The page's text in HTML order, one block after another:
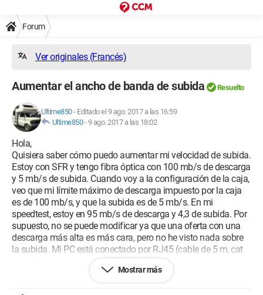
Forum
Ver originales (Francés)
Aumentar el ancho de banda de subida Resuelto
Ultime850- Editado el 9 ago. 2017 a las 16:59
Ultime850-9 ago. 2017 a las 18:02
Hola,
Quisiera saber cómo puedo aumentar mi velocidad de subida.
Estoy con SFR y tengo fibra óptica con 100 mb/s de descarga
y 5 mb/s de subida. Cuando voy a la configuración de la caja,
veo que mi límite máximo de descarga impuesto por la caja
es de 100 mb/s, y que la subida es de 5 mb/s. En mi
speedtest, estoy en 95 mb/s de descarga y 4,3 de subida. Por
supuesto, no se puede modificar ya que una oferta con una
descarga más alta es más cara, pero no he visto nada sobre
la subida. Mi PC está conectado por RJ45 (cable de 5 m, cat
5e). ¿Basta con llamar a SFR para aumentar mi velocidad de
subida, necesito tener una oferta diferente, más cara? ¿O hay
Mostrar más